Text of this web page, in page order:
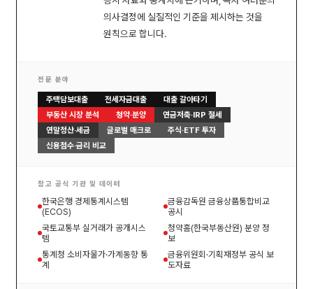
의사결정에 실질적인 기준을 제시하는 것을
원칙으로 합니다.
전문 분야
주택담보대출 전세자금대출
대출 갈아타기
부동산 시장 분석
청약·분양
연금저축·IRP 절세
연말정산·세금
글로벌 매크로
주식·ETF 투자
신용점수·금리 비교
참고 공식 기관 및 데이터
한국은행 경제통계시스템
(ECOS)
금융감독원 금융상품통합비교
공시
국토교통부 실거래가 공개시스
템
청약홈(한국부동산원) 분양 정
보
통계청 소비자물가·가계동향 통
계
금융위원회·기획재정부 공식 보
도자료